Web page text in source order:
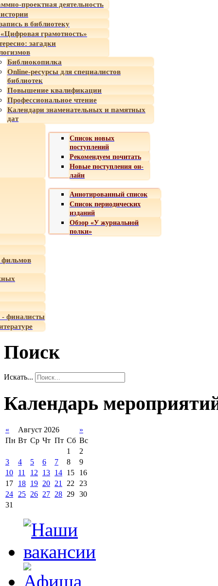
проектная деятельность
в библиотеку
грамотность»
загадки
Библиокопилка
Online-ресурсы для специалистов
библиотек
Повышение квалификации
Профессиональное чтение
Календари знаменательных и памятных
дат
Список новых
поступлений
Рекомендуем почитать
Новые поступления он-
лайн
Аннотированный список
Список периодических
изданий
Обзор «У журнальной
полки»
- финалисты
Поиск
Искать...
Календарь
« Август 2026
»
Пн Вт Ср Чт Пт Сб Вс
1
2
3
4 5 6 7 8
9
10
11 12 13 14 15
16
17
18 19 20 21 22
23
24
25 26 27 28 29 30
31